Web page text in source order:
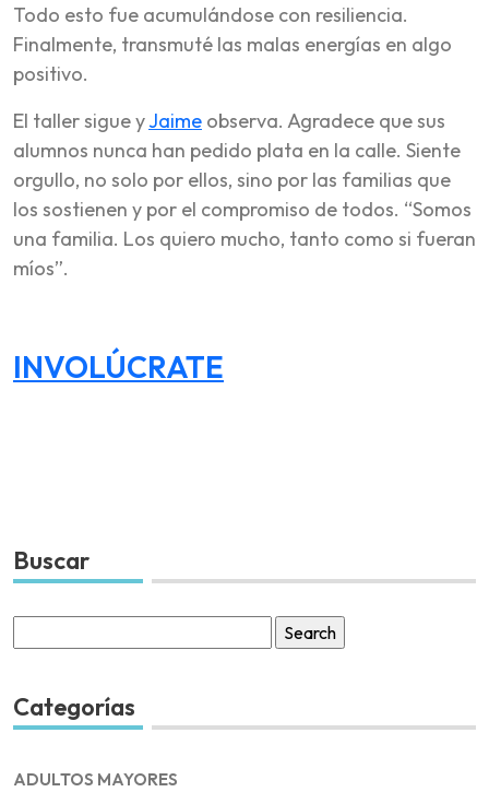
Todo esto fue acumulándose con resiliencia.
Finalmente, transmuté las malas energías en algo
positivo.
El taller sigue yJaime observa. Agradece que sus
alumnos nunca han pedido plata en la calle. Siente
orgullo, no solo por ellos, sino por las familias que
los sostienen y por el compromiso de todos. “Somos
una familia. Los quiero mucho, tanto como si fueran
míos”.
INVOLÚCRATE
Buscar
for:
Categorías
ADULTOS MAYORES